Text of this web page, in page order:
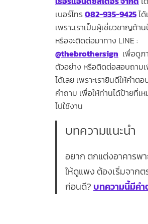
เบอร์โทร082-935-9425ไ
เพราะเราเป็นผู้เชี่ยวชาญด้า
หรือจะติดต่อมาทาง LINE :
@thebrothersign เพื่อดูภ
ตัวอย่าง หรือติดต่อสอบถาม
ได้เลย เพราะเรายินดีให้คำต
คำถาม เพื่อให้ท่านได้ป้ายที่เห
ไปใช้งาน
บทความแนะนำ
อยาก ตกแต่งอาคาร
ให้ดูแพง ต้องเริ่มจากต
ก่อนดี? บทความนี้มีค